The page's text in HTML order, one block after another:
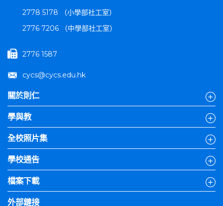
2778 5178 （小學部社工室）
2776 7206 （中學部社工室）
2776 1587
cycs@cycs.edu.hk
關於則仁
學與教
全校照片集
學校通告
檔案下載
外部鏈接